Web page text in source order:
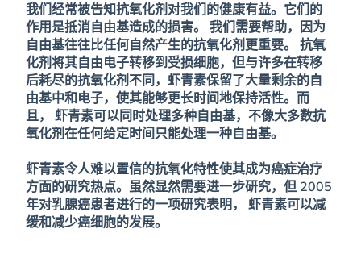
我们经常被告知抗氧化剂对我们的健康有益。它们的
作用是抵消自由基造成的损害。我们需要帮助，因为
自由基往往比任何自然产生的抗氧化剂更重要。
抗氧
化剂将其自由电子转移到受损细胞，但与许多在转移
后耗尽的抗氧化剂不同，虾青素保留了大量剩余的自
由基中和电子，使其能够更长时间地保持活性。而
且，虾青素可以同时处理多种自由基，不像大多数抗
氧化剂在任何给定时间只能处理一种自由基。
虾青素令人难以置信的抗氧化特性使其成为癌症治疗
方面的研究热点。虽然显然需要进一步研究，但 2005
年对乳腺癌患者进行的一项研究表明，虾青素可以减
缓和减少癌细胞的发展。